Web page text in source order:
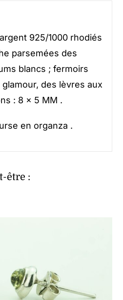
925/1000 rhodiés
parsemées des
blancs ; fermoirs
glamour, des lèvres aux
: 8 x 5 MM .
en organza .
être :